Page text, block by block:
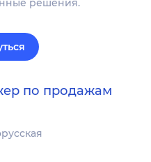
решения.
по продажам